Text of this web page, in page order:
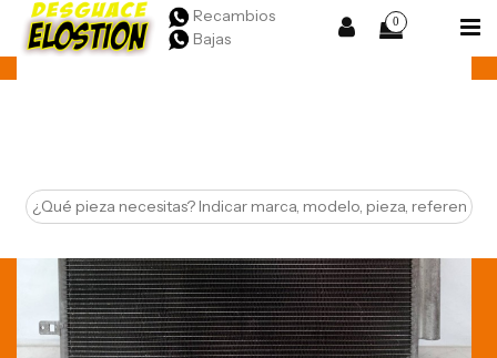
Recambios
Bajas
0